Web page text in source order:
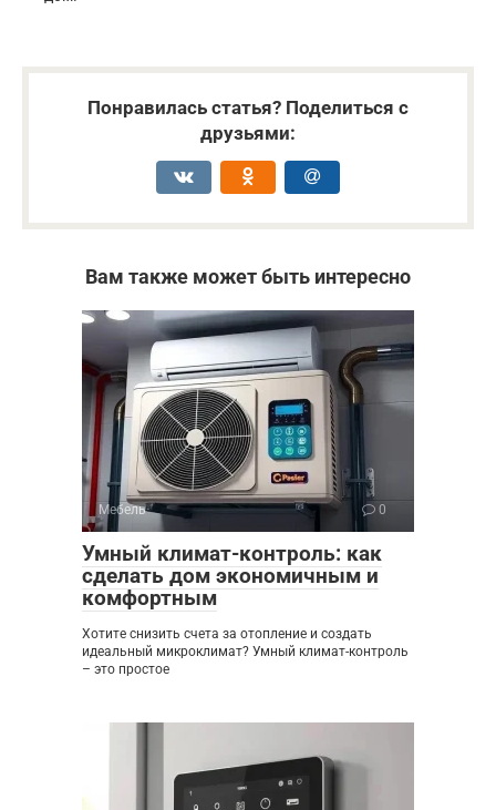
Понравилась статья? Поделиться с
друзьями:
Вам также может быть интересно
Мебель 0
Умный климат-контроль: как
сделать дом экономичным и
комфортным
Хотите снизить счета за отопление и создать
идеальный микроклимат? Умный климат-контроль
– это простое